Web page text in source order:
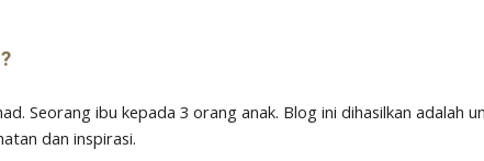
Seorang ibu kepada 3 orang anak. Blog ini dihasilkan adalah
dan inspirasi.